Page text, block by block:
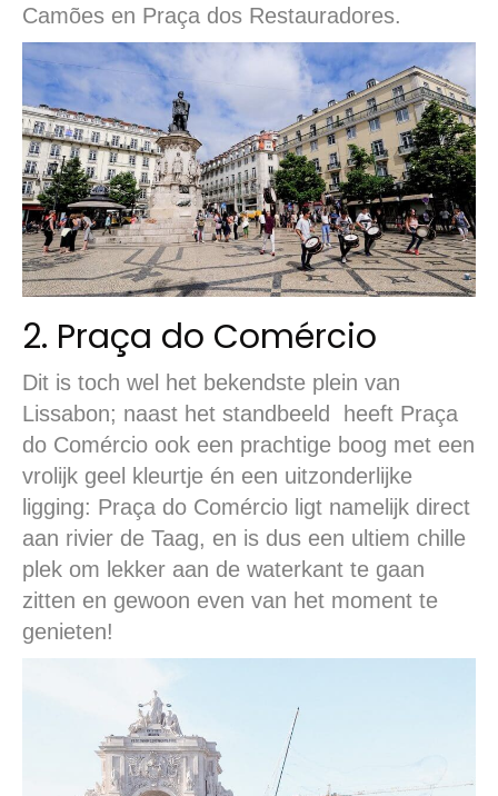
Camões en Praça dos Restauradores.
2. Praça do Comércio
Dit is toch wel het bekendste plein van
Lissabon; naast het standbeeld heeft Praça
do Comércio ook een prachtige boog met een
vrolijk geel kleurtje én een uitzonderlijke
ligging: Praça do Comércio ligt namelijk direct
aan rivier de Taag, en is dus een ultiem chille
plek om lekker aan de waterkant te gaan
zitten en gewoon even van het moment te
genieten!